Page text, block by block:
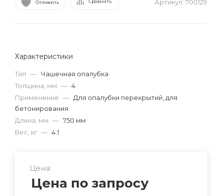
Отложить Сравнить Артикул: 700129
Характеристики
Тип — Чашечная опалубка
Толщина, мм — 4
Применение — Для опалубки перекрытий, для
бетонирования
Длина, мм — 750 мм
Вес, кг — 4.1
Цена:
Цена по запросу